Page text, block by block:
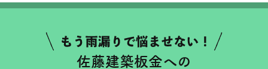
佐藤建築板金への